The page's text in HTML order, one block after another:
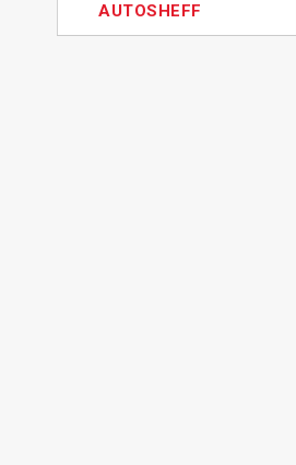
AUTOSHEFF